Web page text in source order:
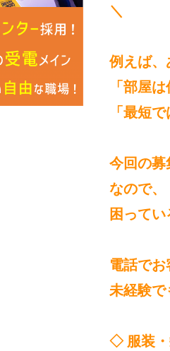
＼
例えば、
「部屋
「最短
今回の募
なので、
困ってい
電話で
未経験で
◇ 服装・